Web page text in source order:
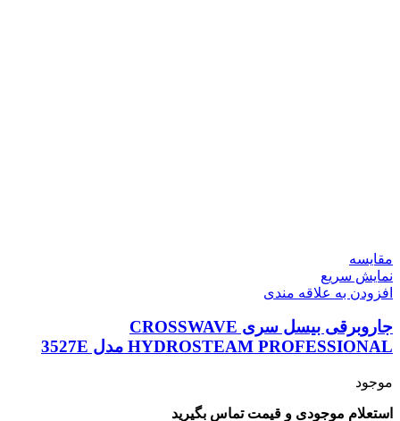
مقايسه
نمایش سریع
افزودن به علاقه مندی
جاروبرقی بیسل سری CROSSWAVE
HYDROSTEAM PROFESSIONAL مدل 3527E
موجود
استعلام موجودی و قیمت تماس بگیرید